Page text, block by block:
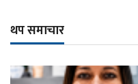
थप समाचार